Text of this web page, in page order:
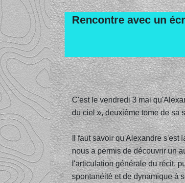
Rencontre avec un
C'est le vendredi 3 mai
du ciel », deuxième tome de sa
Il faut savoir qu'Alexandre s'est
nous a permis de découvrir un
l'articulation générale du récit,
spontanéité et de dynamique à